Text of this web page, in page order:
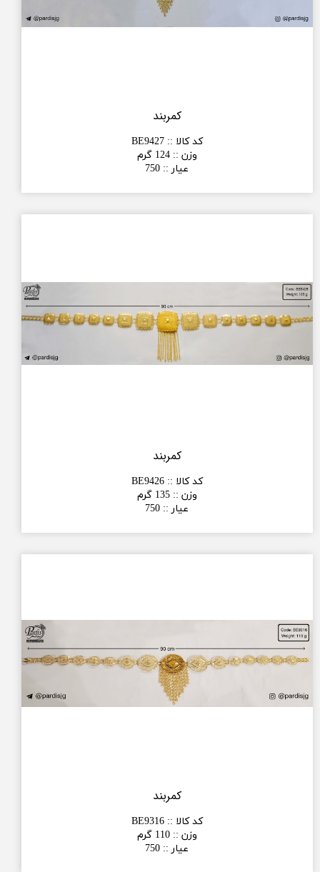
کمربند
کد کالا ::
BE9427
وزن :: 124 گرم
عیار ::
750
کمربند
کد کالا ::
BE9426
وزن :: 135 گرم
عیار ::
750
کمربند
کد کالا ::
BE9316
وزن :: 110 گرم
عیار ::
750